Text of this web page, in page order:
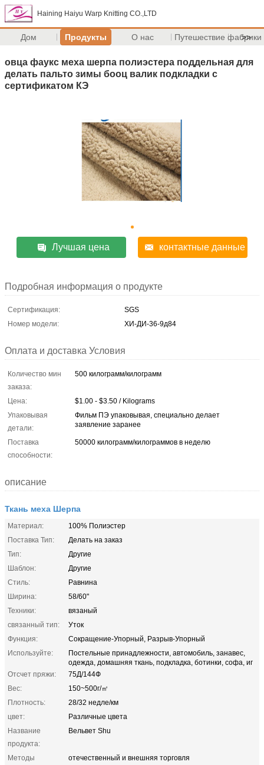
Haining Haiyu Warp Knitting CO.,LTD
Дом Продукты О нас Путешествие фабрики
>>
овца фаукс меха шерпа полиэстера поддельная для
делать пальто зимы бооц валик подкладки с
сертификатом КЭ
Лучшая цена контактные данные
Подробная информация о продукте
Сертификация:
SGS
Номер модели:
ХИ-ДИ-36-9д84
Оплата и доставка Условия
Количество мин
заказа:
500 килограмм/килограмм
Цена:
$1.00 - $3.50 / Kilograms
Упаковывая
детали:
Фильм ПЭ упаковывая, специально делает
заявление заранее
Поставка
способности:
50000 килограмм/килограммов в неделю
описание
Ткань меха Шерпа
Материал:
100% Полиэстер
Поставка Тип:
Делать на заказ
Тип:
Другие
Шаблон:
Другие
Стиль:
Равнина
Ширина:
58/60"
Техники:
вязаный
связанный тип:
Уток
Функция:
Сокращение-Упорный, Разрыв-Упорный
Используйте:
Постельные принадлежности, автомобиль, занавес,
одежда, домашняя ткань, подкладка, ботинки, софа, иг
Отсчет пряжи:
75Д/144Ф
Вес:
150~500г/㎡
Плотность:
28/32 недле/км
цвет:
Различные цвета
Название
продукта:
Вельвет Shu
Методы
отечественный и внешняя торговля